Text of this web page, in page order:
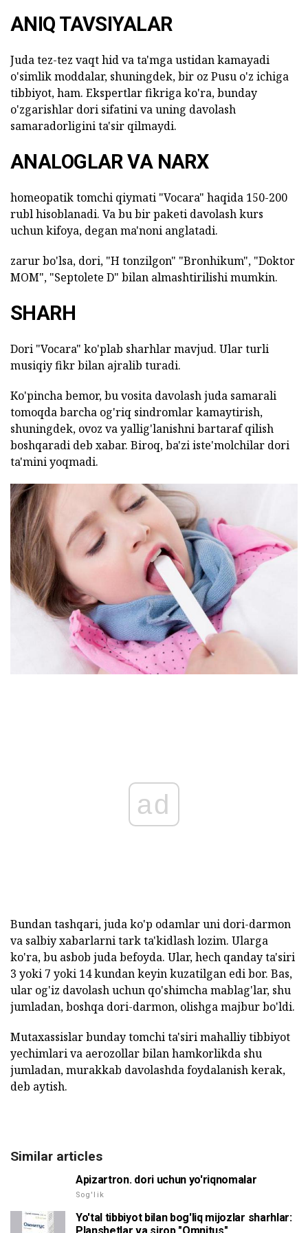
ANIQ TAVSIYALAR
Juda tez-tez vaqt hid va ta'mga ustidan kamayadi
o'simlik moddalar, shuningdek, bir oz Pusu o'z ichiga
tibbiyot, ham. Ekspertlar fikriga ko'ra, bunday
o'zgarishlar dori sifatini va uning davolash
samaradorligini ta'sir qilmaydi.
ANALOGLAR VA NARX
homeopatik tomchi qiymati "Vocara" haqida 150-200
rubl hisoblanadi. Va bu bir paketi davolash kurs
uchun kifoya, degan ma'noni anglatadi.
zarur bo'lsa, dori, "H tonzilgon" "Bronhikum", "Doktor
MOM", "Septolete D" bilan almashtirilishi mumkin.
SHARH
Dori "Vocara" ko'plab sharhlar mavjud. Ular turli
musiqiy fikr bilan ajralib turadi.
Ko'pincha bemor, bu vosita davolash juda samarali
tomoqda barcha og'riq sindromlar kamaytirish,
shuningdek, ovoz va yallig'lanishni bartaraf qilish
boshqaradi deb xabar. Biroq, ba'zi iste'molchilar dori
ta'mini yoqmadi.
ad
Bundan tashqari, juda ko'p odamlar uni dori-darmon
va salbiy xabarlarni tark ta'kidlash lozim. Ularga
ko'ra, bu asbob juda befoyda. Ular, hech qanday ta'siri
3 yoki 7 yoki 14 kundan keyin kuzatilgan edi bor. Bas,
ular og'iz davolash uchun qo'shimcha mablag'lar, shu
jumladan, boshqa dori-darmon, olishga majbur bo'ldi.
Mutaxassislar bunday tomchi ta'siri mahalliy tibbiyot
yechimlari va aerozollar bilan hamkorlikda shu
jumladan, murakkab davolashda foydalanish kerak,
deb aytish.
Similar articles
Apizartron. dori uchun yo'riqnomalar
Sog'lik
Yo'tal tibbiyot bilan bog'liq mijozlar sharhlar: